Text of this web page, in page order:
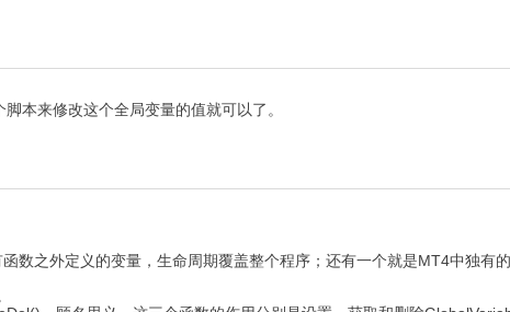
本来修改这个全局变量的值就可以了。
数之外定义的变量，生命周期覆盖整个程序；还有一个就是MT4中独有